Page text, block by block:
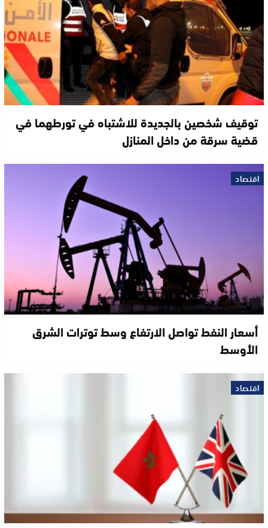
توقيف شخصين بالجديدة للاشتباه في تورطهما في
قضية سرقة من داخل المنازل
اقتصاد
أسعار النفط تواصل الارتفاع وسط توترات الشرق
الأوسط
اقتصاد